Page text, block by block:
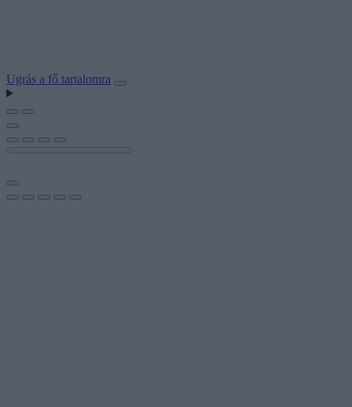
Ugrás a fő tartalomra